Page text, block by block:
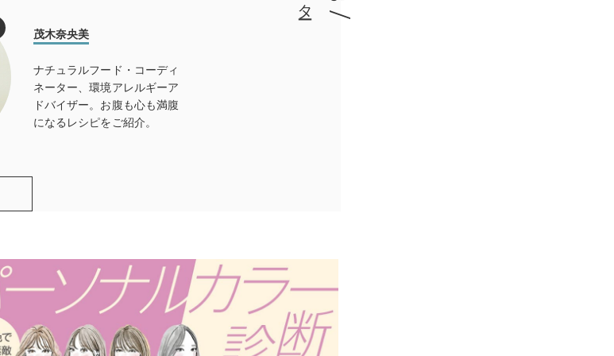
茂木奈央美
ナチュラルフード・コーディ
ネーター、環境アレルギーア
ドバイザー。お腹も心も満腹
になるレシピをご紹介。